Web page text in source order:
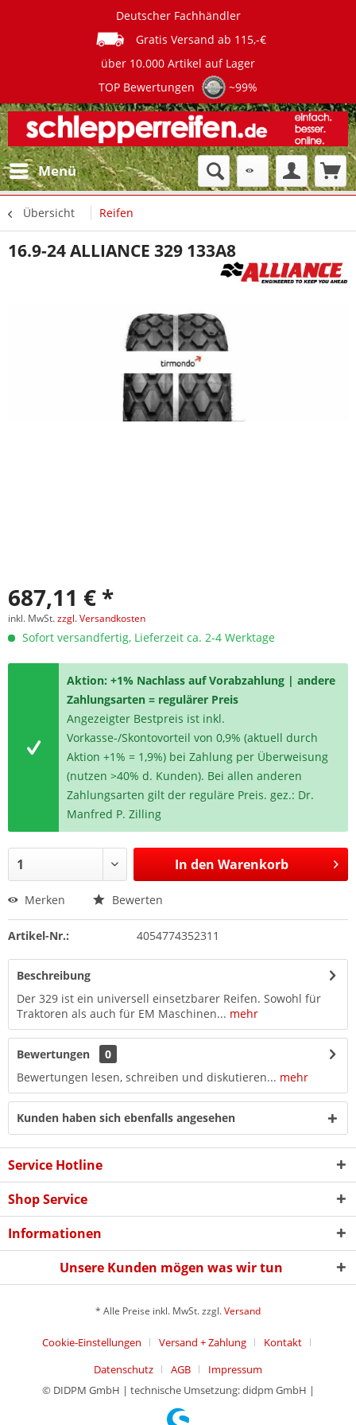
Deutscher Fachhändler
Gratis Versand ab 115,-€
über 10.000 Artikel auf Lager
TOP Bewertungen
~99%
Menü
Übersicht Reifen
16.9-24 ALLIANCE 329 133A8
687,11 € *
inkl. MwSt.zzgl. Versandkosten
Sofort versandfertig, Lieferzeit ca. 2-4 Werktage
Aktion: +1% Nachlass auf Vorabzahlung | andere
Zahlungsarten = regulärer Preis
Angezeigter Bestpreis ist inkl.
Vorkasse-/Skontovorteil von 0,9% (aktuell durch
Aktion +1% = 1,9%) bei Zahlung per Überweisung
(nutzen >40% d. Kunden). Bei allen anderen
Zahlungsarten gilt der reguläre Preis. gez.: Dr.
Manfred P. Zilling
In den Warenkorb
Merken Bewerten
Artikel-Nr.: 4054774352311
Beschreibung
Der 329 ist ein universell einsetzbarer Reifen. Sowohl für
Traktoren als auch für EM Maschinen... mehr
Bewertungen
0
Bewertungen lesen, schreiben und diskutieren... mehr
Kunden haben sich ebenfalls angesehen
Service Hotline
Shop Service
Informationen
Unsere Kunden mögen was wir tun
* Alle Preise inkl. MwSt. zzgl.Versand
Cookie-Einstellungen Versand + Zahlung
Kontakt
Datenschutz
AGB
Impressum
© DIDPM GmbH | technische Umsetzung: didpm GmbH |